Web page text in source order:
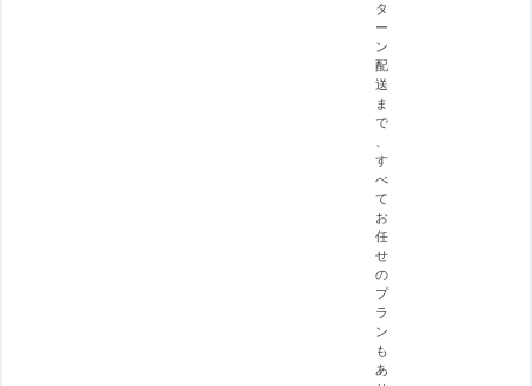
タ
ー
ン
配
送
ま
で
す
べ
て
お
任
せ
の
プ
ラ
ン
も
あ